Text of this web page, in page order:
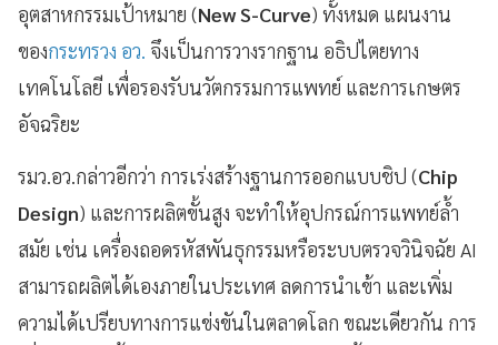
อุตสาหกรรมเป้าหมาย (New S-Curve) ทั้งหมด แผนงาน
ของกระทรวง อว. จึงเป็นการวางรากฐาน อธิปไตยทาง
เทคโนโลยี เพื่อรองรับนวัตกรรมการแพทย์ และการเกษตร
อัจฉริยะ
รมว.อว.กล่าวอีกว่า การเร่งสร้างฐานการออกแบบชิป (Chip
Design) และการผลิตขั้นสูง จะทำให้อุปกรณ์การแพทย์ล้ำ
สมัย เช่น เครื่องถอดรหัสพันธุกรรมหรือระบบตรวจวินิจฉัย AI
สามารถผลิตได้เองภายในประเทศ ลดการนำเข้า และเพิ่ม
ความได้เปรียบทางการแข่งขันในตลาดโลก ขณะเดียวกัน การ